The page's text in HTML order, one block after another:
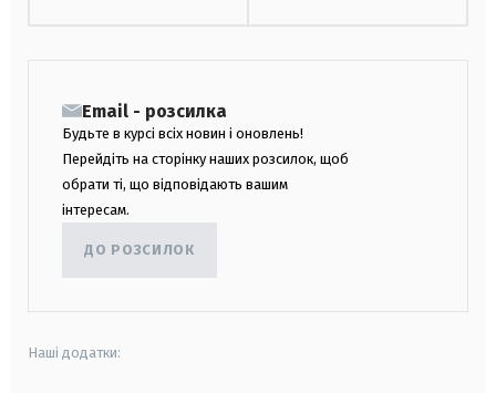
Email - розсилка
Будьте в курсі всіх новин і оновлень!
Перейдіть на сторінку наших розсилок, щоб
обрати ті, що відповідають вашим
інтересам.
ДО РОЗСИЛОК
Наші додатки: